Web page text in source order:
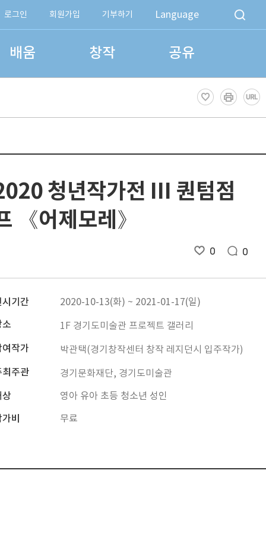
로그인 회원가입 기부하기 Language
배움 창작 공유
청년작가전 III 퀀텀점
《어제모레》
0 0
시기간 2020-10-13(화) ~ 2021-01-17(일)
소 1F 경기도미술관 프로젝트 갤러리
여작가 박관택(경기창작센터 창작 레지던시 입주작가)
최주관 경기문화재단, 경기도미술관
상 영아 유아 초등 청소년 성인
비 무료